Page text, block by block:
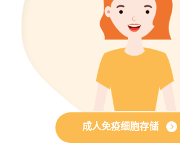
成人免疫细胞存储